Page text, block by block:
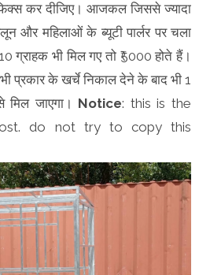
कर दीजिए। आजकल जिससे ज्यादा
और महिलाओं के ब्यूटी पार्लर पर चला
ग्राहक भी मिल गए तो ₹5000 होते हैं।
प्रकार के खर्चे निकाल देने के बाद भी 1
जाएगा। Notice: this is the
do not try to copy this